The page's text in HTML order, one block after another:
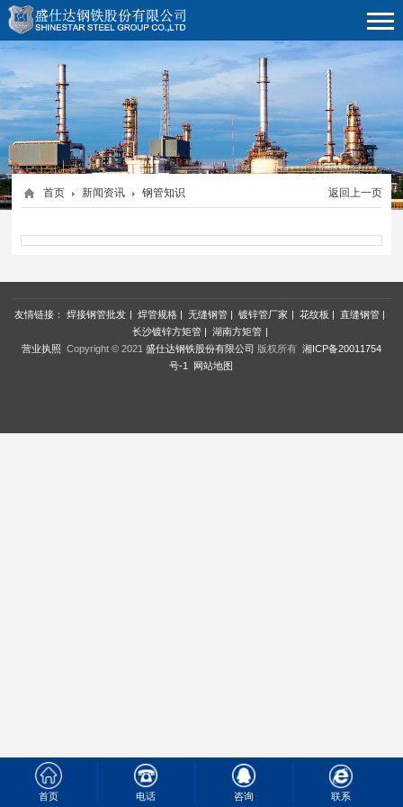
返回上一页
首页 新闻资讯 钢管知识
友情链接：焊接钢管批发 | 焊管规格 | 无缝钢管 | 镀锌管厂家 | 花纹板 | 直缝钢管 |
长沙镀锌方矩管 | 湖南方矩管 |
营业执照 Copyright © 2021 盛仕达钢铁股份有限公司 版权所有 湘ICP备20011754
号-1
网站地图
首页 电话 咨询 联系